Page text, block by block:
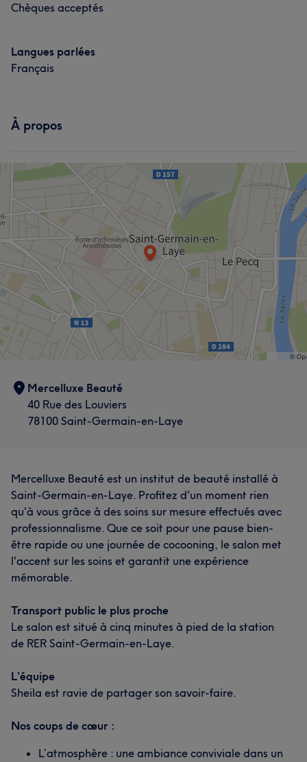
Chèques acceptés
Langues parlées
Français
À propos
Mercelluxe Beauté
40 Rue des Louviers
78100 Saint-Germain-en-Laye
Mercelluxe Beauté est un institut de beauté installé à
Saint-Germain-en-Laye. Profitez d'un moment rien
qu'à vous grâce à des soins sur mesure effectués avec
professionnalisme. Que ce soit pour une pause bien-
être rapide ou une journée de cocooning, le salon met
l'accent sur les soins et garantit une expérience
mémorable.
Transport public le plus proche
Le salon est situé à cinq minutes à pied de la station
de RER Saint-Germain-en-Laye.
L’équipe
Sheila est ravie de partager son savoir-faire.
Nos coups de cœur :
L’atmosphère : une ambiance conviviale dans un